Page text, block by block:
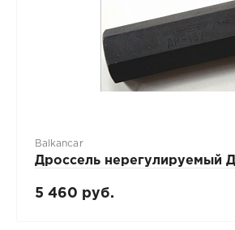
Balkancar
Дроссель нерегулируемый
5 460 руб.